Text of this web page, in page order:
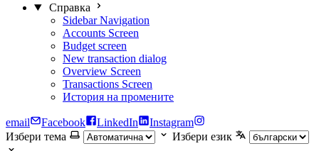
Справка
Sidebar Navigation
Accounts Screen
Budget screen
New transaction dialog
Overview Screen
Transactions Screen
История на промените
email Facebook LinkedIn
Instagram
Избери тема
Избери език